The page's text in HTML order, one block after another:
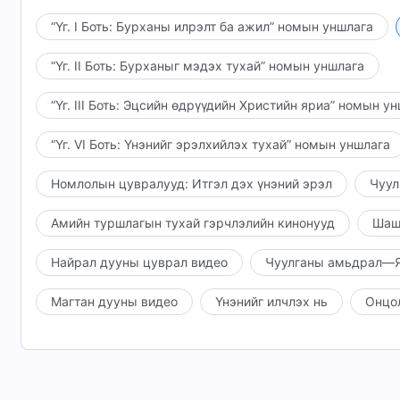
Намайг өнгөцхөнөөр хардаг; Миний хоол унд,
хайхардаггүй, Миний гадаад хэрэгт л оролцдог,
хандуулдаггүй хэнийг ч Би аажмаар хаядаг. Энэ
Надад үйлчлэл хийж дууссан хэн ч бай, хэл ам
Болгоомжтой бай, эс бөгөөс Би чамайг журамлах
Одооноос Миний ууган хөвгүүд төмөр савааг
эрх мэдлийг хэрэгжүүлж, бүх улс үндэстэн, ард
жавхланг бүх улс үндэстэн, ард түмний дунд
биелж, Миний ууган хөвгүүд Надтай хамт
зогсолтгүй Надаас эмээж, Намайг магтаж,
нарт тэдгээрийг хэлэх болно. Дээрх захиргааны
“Үг. I Боть: Бурханы илрэлт ба ажил” номын уншлага
“Үг. II Боть: Бурханыг мэдэх тухай” номын уншлага
“Үг. III Боть: Эцсийн өдрүүдийн Христийн яриа” номын
“Үг. VI Боть: Үнэнийг эрэлхийлэх тухай” номын уншлага
Номлолын цувралууд: Итгэл дэх үнэний эрэл
Амийн туршлагын тухай гэрчлэлийн кинонууд
Найрал дууны цуврал видео Чуулганы
Магтан дууны видео Үнэнийг илчлэх нь